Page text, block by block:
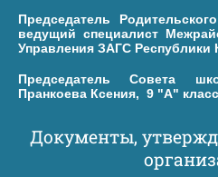
Председатель
ведущий специалист
Управления ЗАГС Республики
Председатель Совета
Пранкоева Ксения, 9 "А" класс
Документы,